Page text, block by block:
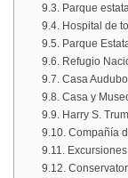
Parque
Hospital de
Parque
Refugio
Casa
Casa y
Harry S.
Compañía